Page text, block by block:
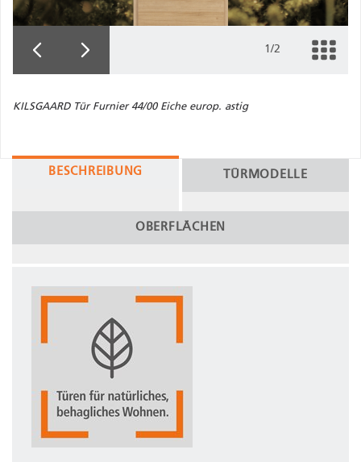
1/2
KILSGAARD Tür Furnier 44/00 Eiche europ. astig
BESCHREIBUNG TÜRMODELLE
OBERFLÄCHEN